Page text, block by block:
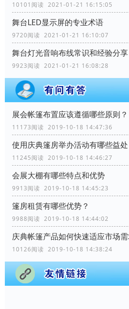
10101阅读 2021-01-21 16:15:05
舞台LED显示屏的专业术语
9720阅读 2021-01-21 16:10:07
舞台灯光音响布线常识和经验分享
9923阅读 2021-01-21 16:08:28
展会帐篷布置应该遵循哪些原则？
11173阅读 2019-10-18 14:47:36
使用庆典篷房举办活动有哪些益处
11245阅读 2019-10-18 14:46:27
会展大棚有哪些特点和优势
9913阅读 2019-10-18 14:45:23
篷房租赁有哪些优势？
9988阅读 2019-10-18 14:44:02
庆典帐篷产品如何快速适应市场需
10126阅读 2019-10-18 14:38:24